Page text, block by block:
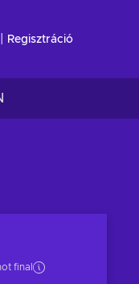
Regisztráció
final